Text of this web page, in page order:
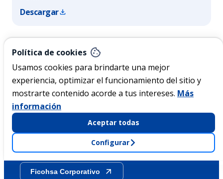
Descargar
Política de cookies
Usamos cookies para brindarte una mejor
experiencia, optimizar el funcionamiento del sitio y
mostrarte contenido acorde a tus intereses. Más
información
Aceptar todas
Configurar
Nicaragua
Acerca de Ficohsa
Sostenibilidad
Ficohsa Corporativo